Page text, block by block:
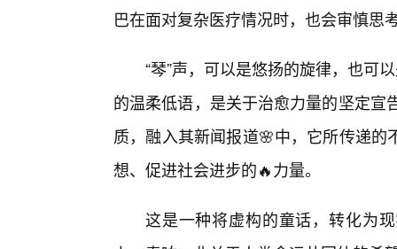
巴在面对复杂医疗情况时，也会审慎思
“琴”声，可以是悠扬的旋律，也可
的温柔低语，是关于治愈力量的坚定
质，融入其新闻报道🌸中，它所传递
想、促进社会进步的🔥力量。
这是一种将虚构的童话，转化为